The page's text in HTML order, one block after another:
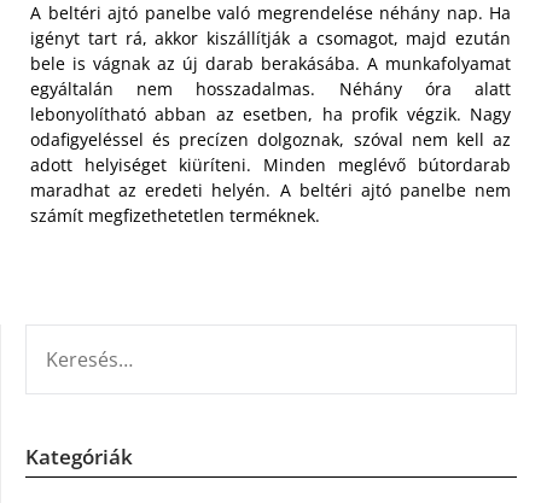
A beltéri ajtó panelbe való megrendelése néhány nap. Ha
igényt tart rá, akkor kiszállítják a csomagot, majd ezután
bele is vágnak az új darab berakásába. A munkafolyamat
egyáltalán nem hosszadalmas. Néhány óra alatt
lebonyolítható abban az esetben, ha profik végzik. Nagy
odafigyeléssel és precízen dolgoznak, szóval nem kell az
adott helyiséget kiüríteni. Minden meglévő bútordarab
maradhat az eredeti helyén. A beltéri ajtó panelbe nem
számít megfizethetetlen terméknek.
Kategóriák